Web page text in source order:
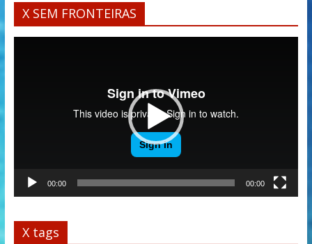
X SEM FRONTEIRAS
00:00 00:00
X tags